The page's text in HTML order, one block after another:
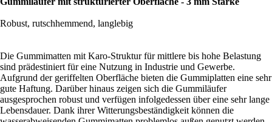
Robust, rutschhemmend, langlebig
Die Gummimatten mit Karo-Struktur für mittlere bis hohe Belastung
sind prädestiniert für eine Nutzung in Industrie und Gewerbe.
Aufgrund der geriffelten Oberfläche bieten die Gummiplatten eine sehr
gute Haftung. Darüber hinaus zeigen sich die Gummiläufer
ausgesprochen robust und verfügen infolgedessen über eine sehr lange
Lebensdauer. Dank ihrer Witterungsbeständigkeit können die